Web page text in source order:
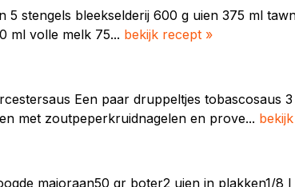
stengels bleekselderij 600 g uien 375 ml
ml volle melk 75... bekijk recept »
Een paar druppeltjes tobascosaus
met zoutpeperkruidnagelen en prove...
majoraan50 gr boter2 uien in plakken1/8